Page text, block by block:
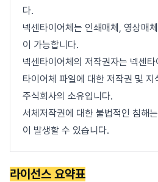
다.
넥센타이어체는 인쇄매체, 영상매
이 가능합니다.
넥센타이어체의 저작권자는 넥센
타이어체 파일에 대한 저작권 및 지
주식회사의 소유입니다.
서체저작권에 대한 불법적인 침해
이 발생할 수 있습니다.
라이선스 요약표